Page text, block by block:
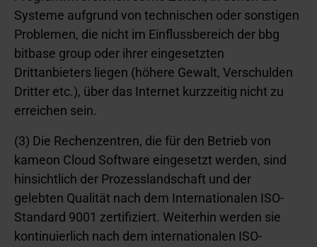
Systeme aufgrund von technischen oder sonstigen
Problemen, die nicht im Einflussbereich der bbg
bitbase group oder ihrer eingesetzten
Drittanbieters liegen (höhere Gewalt, Verschulden
Dritter etc.), über das Internet kurzzeitig nicht zu
erreichen sein.
(3) Die Rechenzentren, die für den Betrieb von
kameon Cloud Software eingesetzt werden, sind
hinsichtlich der Prozesslandschaft und der
gelebten Qualität nach dem Internationalen ISO-
Standard 9001 zertifiziert. Weiterhin werden sie
kontinuierlich nach dem internationalen ISO-